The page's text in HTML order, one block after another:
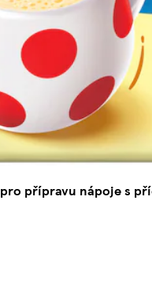
pro přípravu nápoje s